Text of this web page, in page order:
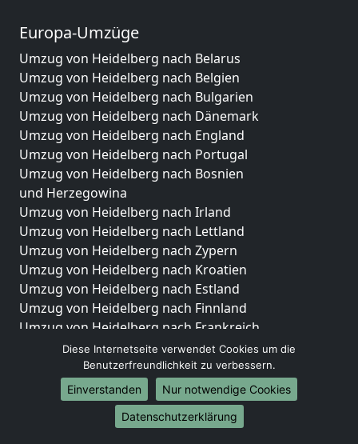
Europa-Umzüge
Umzug von Heidelberg nach Belarus
Umzug von Heidelberg nach Belgien
Umzug von Heidelberg nach Bulgarien
Umzug von Heidelberg nach Dänemark
Umzug von Heidelberg nach England
Umzug von Heidelberg nach Portugal
Umzug von Heidelberg nach Bosnien
und Herzegowina
Umzug von Heidelberg nach Irland
Umzug von Heidelberg nach Lettland
Umzug von Heidelberg nach Zypern
Umzug von Heidelberg nach Kroatien
Umzug von Heidelberg nach Estland
Umzug von Heidelberg nach Finnland
Umzug von Heidelberg nach Frankreich
Umzug von Heidelberg nach Griechenland
Umzug von Heidelberg nach Italien
Umzug von Heidelberg nach Liechtenstein
Umzug von Heidelberg nach Luxemburg
Umzug von Heidelberg nach Niederlande
Diese Internetseite verwendet Cookies um die
Benutzerfreundlichkeit zu verbessern.
Einverstanden
Nur notwendige Cookies
Datenschutzerklärung